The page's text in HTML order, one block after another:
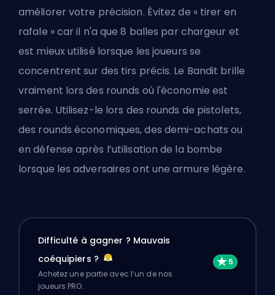
améliorer votre précision. Évitez de « tirer en
rafale » car il n'a que 8 balles par chargeur et
est mieux utilisé lorsque les joueurs se
concentrent sur des tirs précis. Le Bandit brille
vraiment lors des rounds où l'économie est
serrée. Utilisez-le lors des rounds de pistolets,
des rounds économiques, des demi-achats ou
en défense après l’utilisation de la bombe
lorsque les adversaires ont une armure légère.
Difficulté à gagner ? Mauvais
coéquipiers ?
Achetez une partie avec l’un de nos
joueurs PRO.